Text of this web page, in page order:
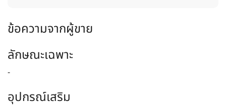
ข้อความจากผู้ขาย
ลักษณะเฉพาะ
-
อุปกรณ์เสริม